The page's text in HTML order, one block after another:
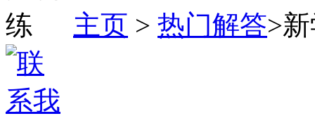
主页 > 热门解答>